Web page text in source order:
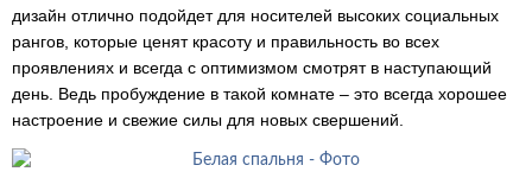
дизайн отлично подойдет для носителей высоких социальных
рангов, которые ценят красоту и правильность во всех
проявлениях и всегда с оптимизмом смотрят в наступающий
день. Ведь пробуждение в такой комнате – это всегда хорошее
настроение и свежие силы для новых свершений.